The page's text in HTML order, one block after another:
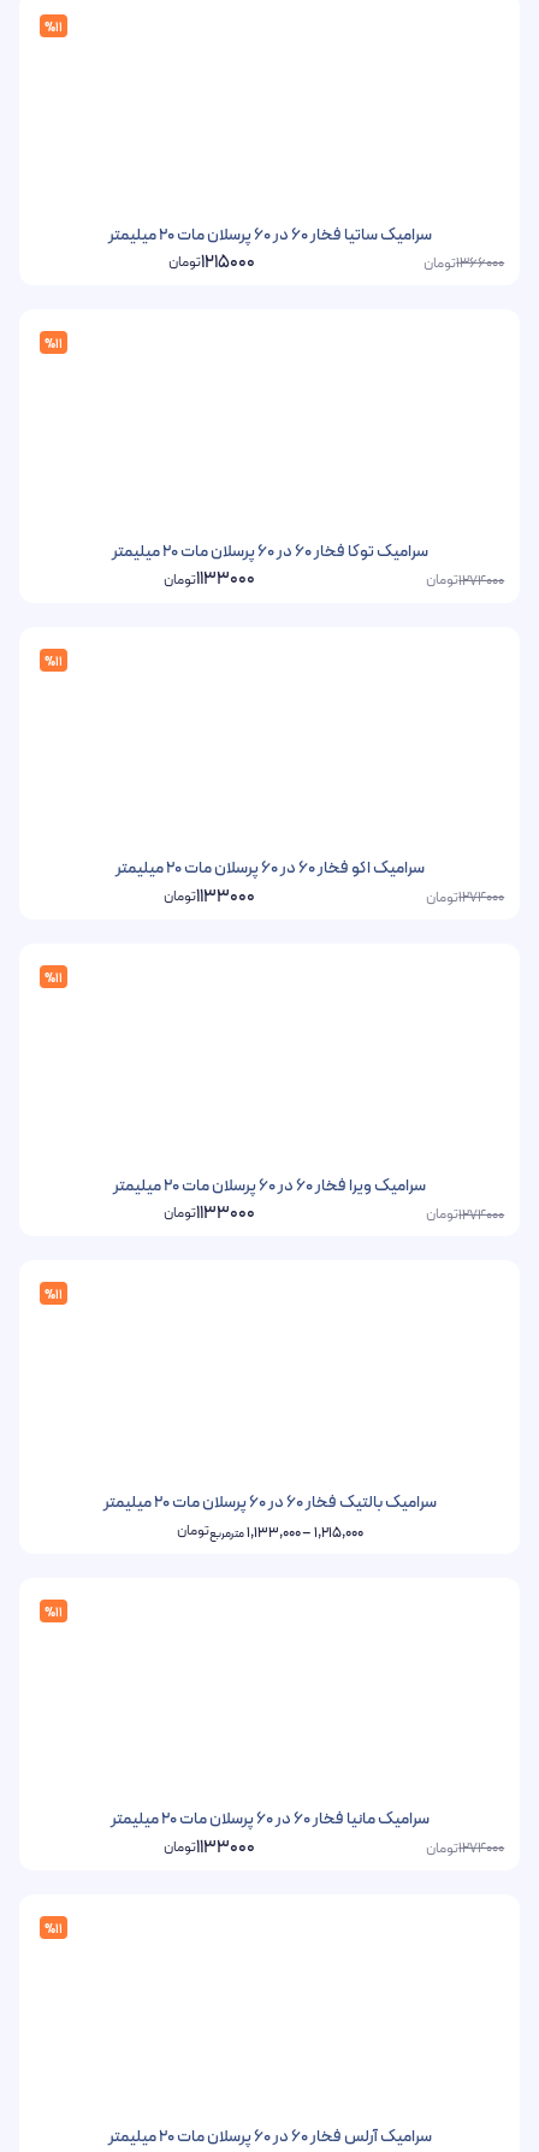
%11
سرامیک ساتیا فخار 60 در 60 پرسلان مات 20 میلیمتر
1366000تومان 1215000تومان
%11
سرامیک توکا فخار 60 در 60 پرسلان مات 20 میلیمتر
1274000تومان 1133000تومان
%11
سرامیک اکو فخار 60 در 60 پرسلان مات 20 میلیمتر
1274000تومان 1133000تومان
%11
سرامیک ویرا فخار 60 در 60 پرسلان مات 20 میلیمتر
1274000تومان 1133000تومان
%11
سرامیک بالتیک فخار 60 در 60 پرسلان مات 20 میلیمتر
1,215,000
–
1,133,000مترمربعتومان
%11
سرامیک مانیا فخار 60 در 60 پرسلان مات 20 میلیمتر
1274000تومان 1133000تومان
%11
سرامیک آرلس فخار 60 در 60 پرسلان مات 20 میلیمتر